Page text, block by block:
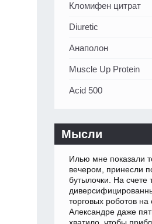
Кломифен цитрат
Diuretic
Анаполон
Muscle Up Protein
Acid 500
Мысли
Илью мне показали
вечером, принесли
бутылочки. На счете
торговых роботов
Александре даже